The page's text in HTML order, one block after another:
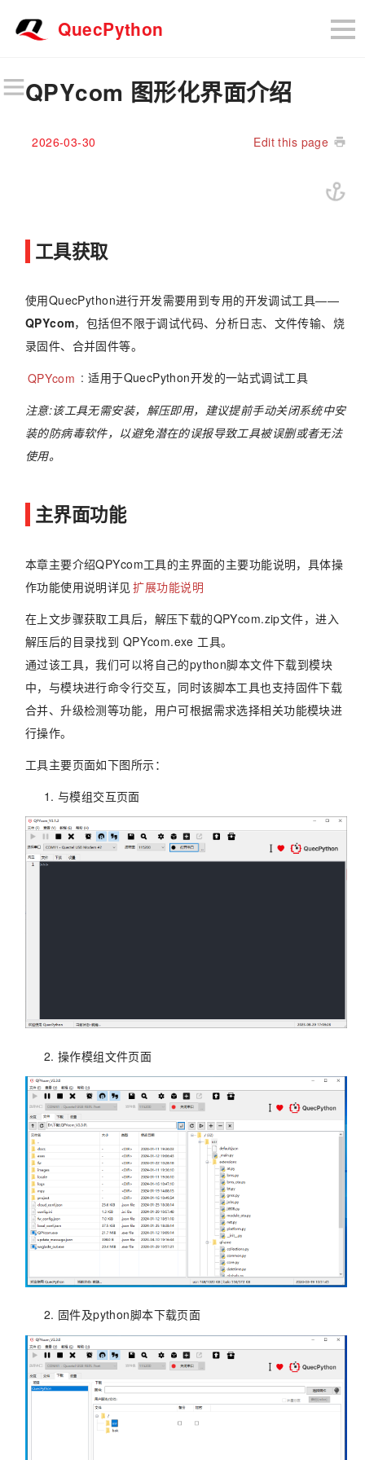
QuecPython
QPYcom 图形化界面介绍
2026-03-30 Edit this page
工具获取
使用QuecPython进行开发需要用到专用的开发调试工具——
QPYcom，包括但不限于调试代码、分析日志、文件传输、烧
录固件、合并固件等。
QPYcom : 适用于QuecPython开发的一站式调试工具
注意:该工具无需安装，解压即用，建议提前手动关闭系统中安
装的防病毒软件，以避免潜在的误报导致工具被误删或者无法
使用。
主界面功能
本章主要介绍QPYcom工具的主界面的主要功能说明，具体操
作功能使用说明详见 扩展功能说明
在上文步骤获取工具后，解压下载的QPYcom.zip文件，进入
解压后的目录找到 QPYcom.exe 工具。
通过该工具，我们可以将自己的python脚本文件下载到模块
中，与模块进行命令行交互，同时该脚本工具也支持固件下载
合并、升级检测等功能，用户可根据需求选择相关功能模块进
行操作。
工具主要页面如下图所示：
与模组交互页面
操作模组文件页面
固件及python脚本下载页面